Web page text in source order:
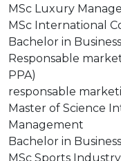
MSc Luxury
MSc International
Bachelor in Business
Responsable
PPA)
responsable
Master of Science
Management
Bachelor in
MSc Sports